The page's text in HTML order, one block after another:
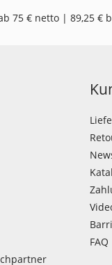
75 € netto | 89,25 €
FAQ